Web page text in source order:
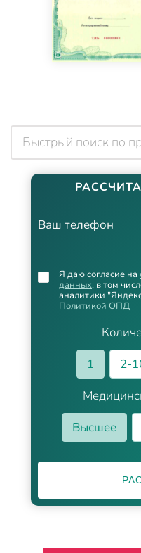
Ваш телефон
1
2-
Высшее
Я даю согласие на
данных, в том
аналитики
Политикой ОПД